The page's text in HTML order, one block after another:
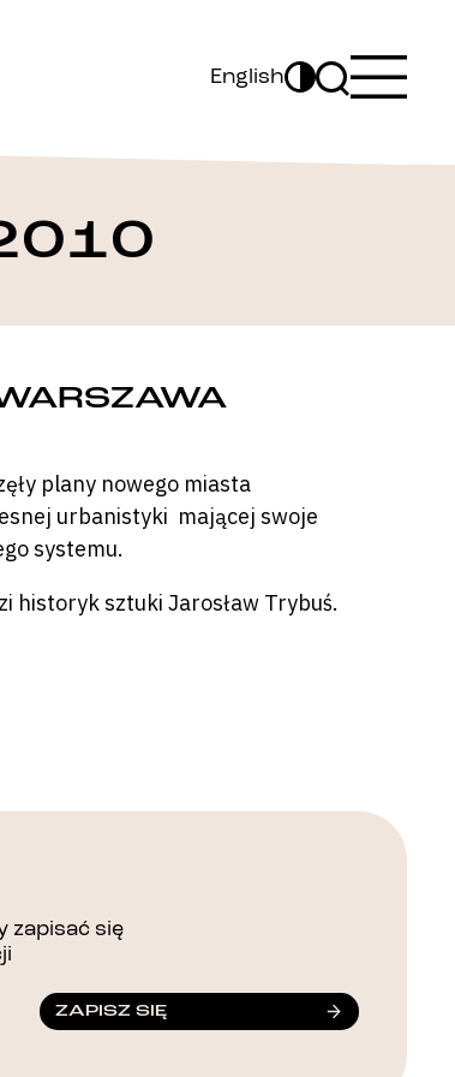
English
plany nowego miasta
urbanistyki mającej swoje
systemu.
historyk sztuki Jarosław Trybuś.
zapisać się
ZAPISZ SIĘ